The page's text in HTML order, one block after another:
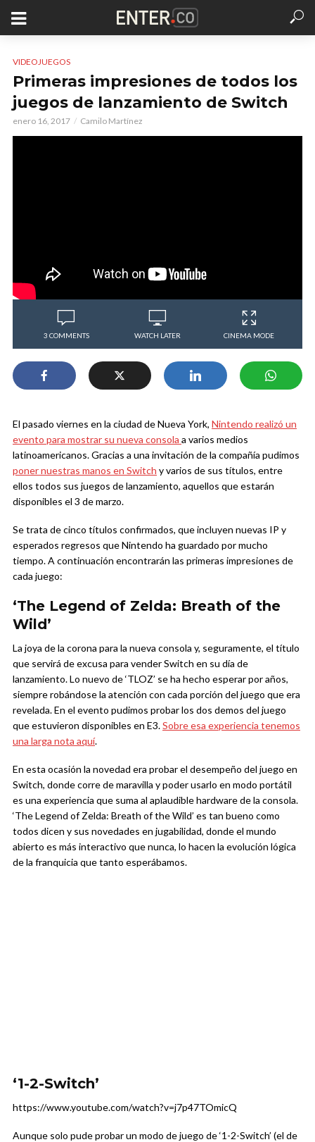
VIDEOJUEGOS
Primeras impresiones de todos los
juegos de lanzamiento de Switch
enero 16, 2017 Camilo Martínez
3 COMMENTS WATCH LATER CINEMA MODE
El pasado viernes en la ciudad de Nueva York, Nintendo realizó un
evento para mostrar su nueva consola a varios medios
latinoamericanos. Gracias a una invitación de la compañía pudimos
poner nuestras manos en Switch y varios de sus títulos, entre
ellos todos sus juegos de lanzamiento, aquellos que estarán
disponibles el 3 de marzo.
Se trata de cinco títulos confirmados, que incluyen nuevas IP y
esperados regresos que Nintendo ha guardado por mucho
tiempo. A continuación encontrarán las primeras impresiones de
cada juego:
‘The Legend of Zelda: Breath of the
Wild’
La joya de la corona para la nueva consola y, seguramente, el título
que servirá de excusa para vender Switch en su día de
lanzamiento. Lo nuevo de ‘TLOZ’ se ha hecho esperar por años,
siempre robándose la atención con cada porción del juego que era
revelada. En el evento pudimos probar los dos demos del juego
que estuvieron disponibles en E3.Sobre esa experiencia tenemos
una larga nota aquí.
En esta ocasión la novedad era probar el desempeño del juego en
Switch, donde corre de maravilla y poder usarlo en modo portátil
es una experiencia que suma al aplaudible hardware de la consola.
‘The Legend of Zelda: Breath of the Wild’ es tan bueno como
todos dicen y sus novedades en jugabilidad, donde el mundo
abierto es más interactivo que nunca, lo hacen la evolución lógica
de la franquicia que tanto esperábamos.
‘1-2-Switch’
https://www.youtube.com/watch?v=j7p47TOmicQ
Aunque solo pude probar un modo de juego de ‘1-2-Switch’ (el de